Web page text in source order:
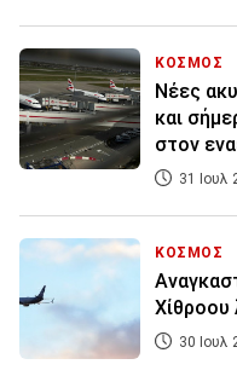
ΚΟΣΜΟΣ
Νέες
και
στον
31 Ιουλ
ΚΟΣΜΟΣ
30 Ιουλ